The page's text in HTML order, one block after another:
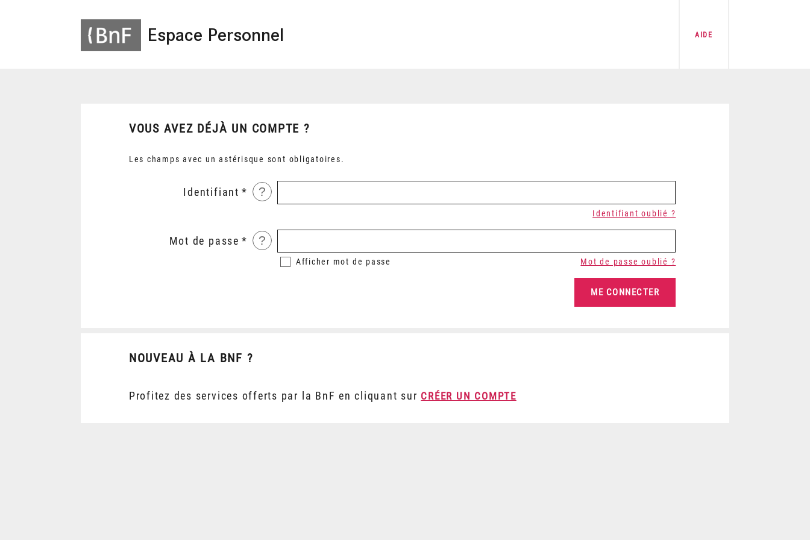
Espace Personnel AIDE
VOUS AVEZ DÉJÀ UN COMPTE ?
Les champs avec un astérisque sont obligatoires.
Identifiant ?
Identifiant oublié ?
Mot de passe ?
Afficher mot de passe Mot de passe oublié ?
NOUVEAU À LA BNF ?
Profitez des services offerts par la BnF en cliquant sur CRÉER UN COMPTE